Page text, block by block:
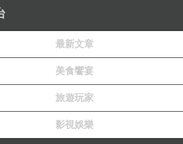
最新文章
美食饗宴
旅遊玩家
影視娛樂